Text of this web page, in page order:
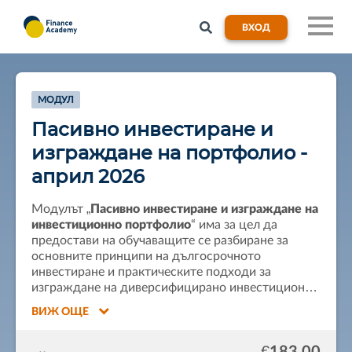
ВХОД
МОДУЛ
Пасивно инвестиране и
изграждане на портфолио -
април 2026
Модулът „Пасивно инвестиране и изграждане на
инвестиционно портфолио“ има за цел да
предостави на обучаващите се разбиране за
основните принципи на дългосрочното
инвестиране и практическите подходи за
изграждане на диверсифицирано инвестиционно
ВИЖ ОЩЕ